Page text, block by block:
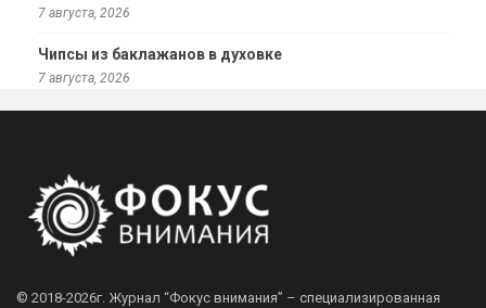
7 августа, 2026
Чипсы из баклажанов в духовке
7 августа, 2026
© 2018-2026г. Журнал “Фокус внимания” – специализированная